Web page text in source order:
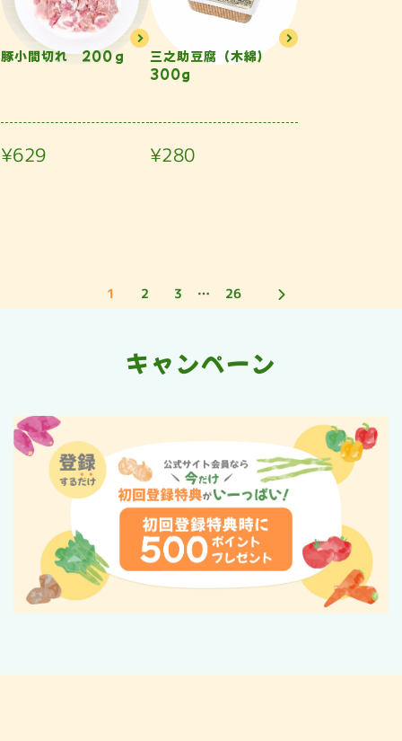
豚小間切れ 200ｇ
¥629
三之助豆腐（木綿）
300g
¥280
1 2 3 … 26
キャンペーン